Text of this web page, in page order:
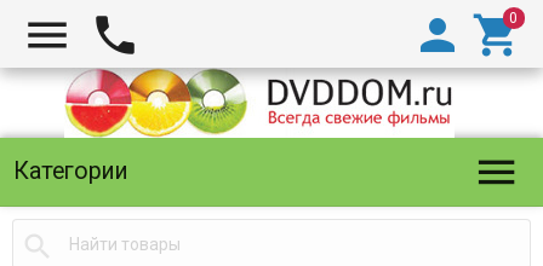
  

Категории 
